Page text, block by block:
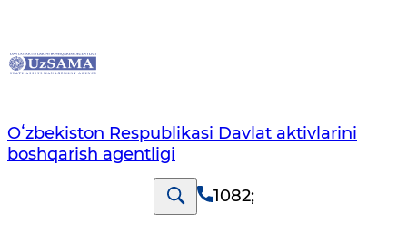
Oʻzbekiston Respublikasi Davlat aktivlarini
boshqarish agentligi
1082;